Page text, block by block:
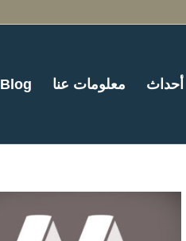
أحداث معلومات عنا Blog